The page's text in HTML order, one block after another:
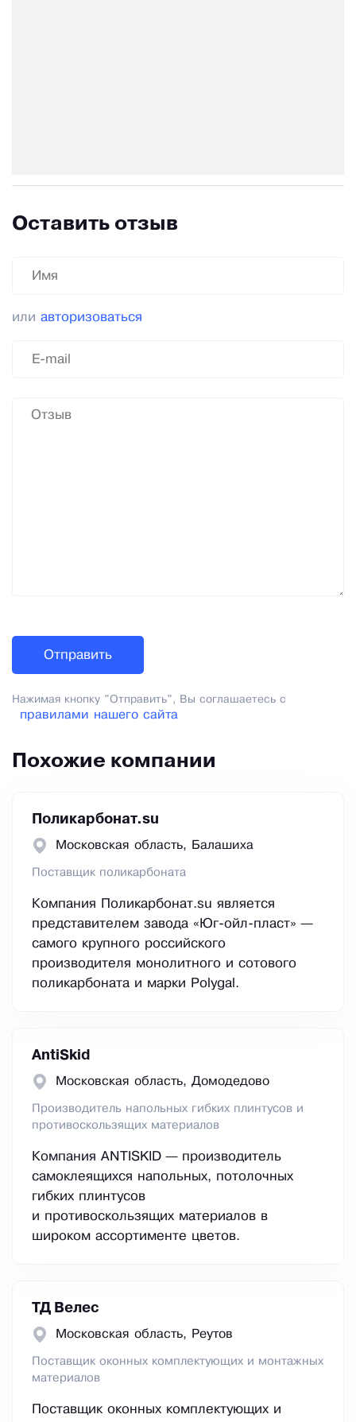
Оставить отзыв
или авторизоваться
Нажимая кнопку "Отправить", Вы соглашаетесь с
правилами нашего сайта
Похожие компании
Поликарбонат.su
Московская область, Балашиха
Поставщик поликарбоната
Компания Поликарбонат.su является
представителем завода «Юг-ойл-пласт» —
самого крупного российского
производителя монолитного и сотового
поликарбоната и марки Polygal.
AntiSkid
Московская область, Домодедово
Производитель напольных гибких плинтусов и
противоскользящих материалов
Компания ANTISKID — производитель
самоклеящихся напольных, потолочных
гибких плинтусов
и противоскользящих материалов в
широком ассортименте цветов.
ТД Велес
Московская область, Реутов
Поставщик оконных комплектующих и монтажных
материалов
Поставщик оконных комплектующих и